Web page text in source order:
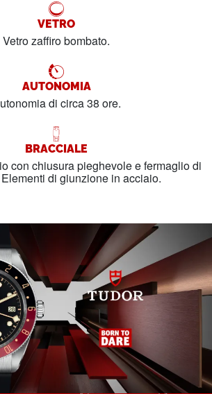
VETRO
Vetro zaffiro bombato.
AUTONOMIA
di circa 38 ore.
BRACCIALE
con chiusura pieghevole e fermaglio di
di giunzione in acciaio.